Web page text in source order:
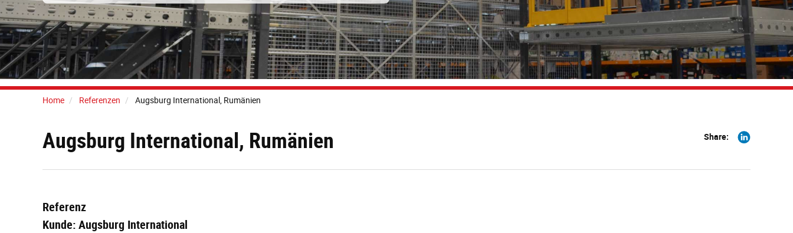
Home Referenzen Augsburg International, Rumänien
Augsburg International, Rumänien Share:
Share
Referenz
Kunde: Augsburg International